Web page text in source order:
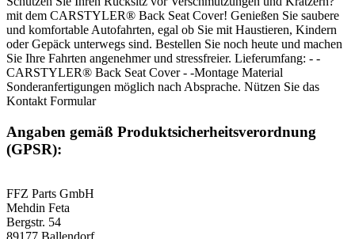
mit dem CARSTYLER® Back Seat Cover! Genießen Sie saubere
und komfortable Autofahrten, egal ob Sie mit Haustieren, Kindern
oder Gepäck unterwegs sind. Bestellen Sie noch heute und machen
Sie Ihre Fahrten angenehmer und stressfreier. Lieferumfang: - -
CARSTYLER® Back Seat Cover - -Montage Material
Sonderanfertigungen möglich nach Absprache. Nützen Sie das
Kontakt Formular
Angaben gemäß Produktsicherheitsverordnung
(GPSR):
FFZ Parts GmbH
Mehdin Feta
Bergstr. 54